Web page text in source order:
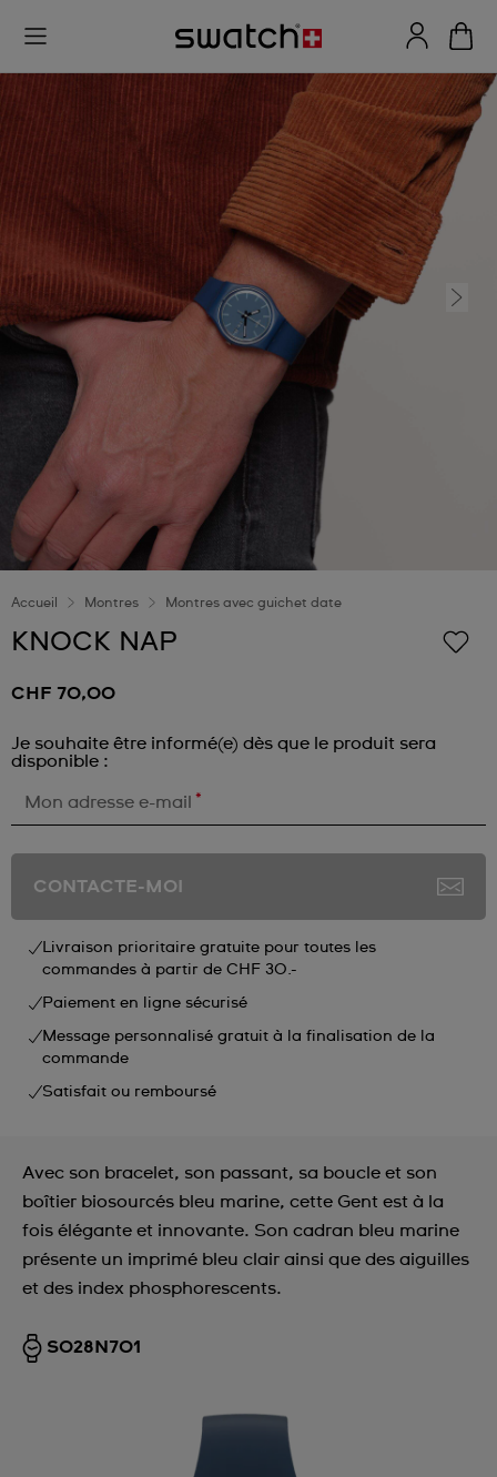
Accueil Montres Montres avec guichet date
KNOCK NAP
CHF 70,00
Je souhaite être informé(e) dès que le produit sera
disponible :
Mon adresse e-mail *
CONTACTE-MOI
Livraison prioritaire gratuite pour toutes les
commandes à partir de CHF 30.-
Paiement en ligne sécurisé
Message personnalisé gratuit à la finalisation de la
commande
Satisfait ou remboursé
Avec son bracelet, son passant, sa boucle et son
boîtier biosourcés bleu marine, cette Gent est à la
fois élégante et innovante. Son cadran bleu marine
présente un imprimé bleu clair ainsi que des aiguilles
et des index phosphorescents.
SO28N701